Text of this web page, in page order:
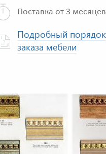
Поставка от 3 месяцев
Подробный порядок
заказа мебели